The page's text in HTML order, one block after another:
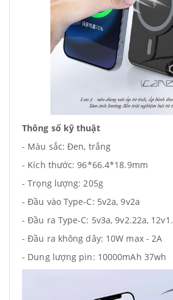
Thông số kỹ thuật
- Màu sắc: Đen, trắng
- Kích thước: 96*66.4*18.9mm
- Trọng lượng: 205g
- Đầu vào Type-C: 5v2a, 9v2a
- Đầu ra Type-C: 5v3a, 9v2.22a,
- Đầu ra không dây: 10W max - 2A
- Dung lượng pin: 10000mAh 37wh